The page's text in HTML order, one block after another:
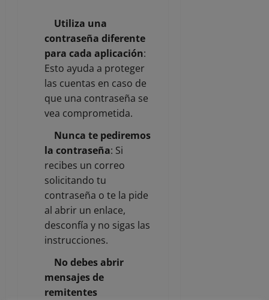
Utiliza una
contraseña diferente
para cada aplicación:
Esto ayuda a proteger
las cuentas en caso de
que una contraseña se
vea comprometida.
Nunca te pediremos
la contraseña: Si
recibes un correo
solicitando tu
contraseña o te la pide
al abrir un enlace,
desconfía y no sigas las
instrucciones.
No debes abrir
mensajes de
remitentes